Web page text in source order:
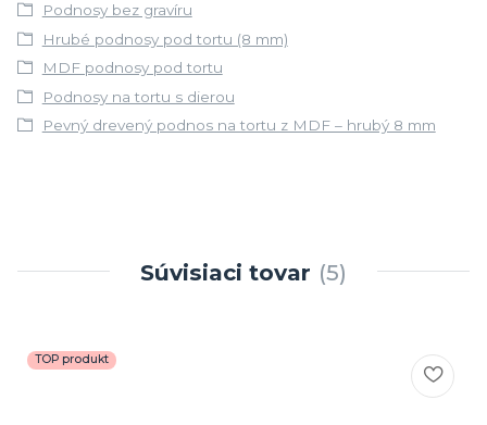
Podnosy bez gravíru
Hrubé podnosy pod tortu (8 mm)
MDF podnosy pod tortu
Podnosy na tortu s dierou
Pevný drevený podnos na tortu z MDF – hrubý 8 mm
Súvisiaci tovar 5
TOP produkt